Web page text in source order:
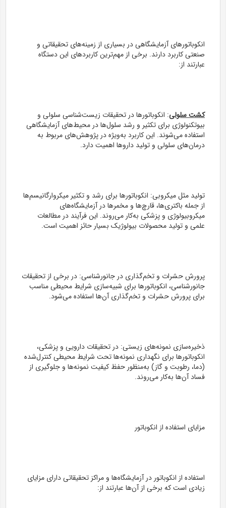
انکوباتورهای آزمایشگاهی در بسیاری از زمینه‌های تحقیقاتی و
صنعتی کاربرد دارند. برخی از مهم‌ترین کاربردهای این دستگاه
عبارتند از:
کشت سلولی: انکوباتورها در تحقیقات زیست‌شناسی سلولی و
بیوتکنولوژی برای تکثیر و رشد سلول‌ها در محیط‌های آزمایشگاهی
استفاده می‌شوند. این کاربرد به‌ویژه در پژوهش‌های مربوط به
درمان‌های سلولی و تولید داروها اهمیت دارد.
تولید مثل میکروبی: انکوباتورها برای رشد و تکثیر میکروارگانیسم‌ها
از جمله باکتری‌ها، قارچ‌ها و مخمرها در آزمایشگاه‌های
میکروبیولوژی و پزشکی به‌کار می‌روند. این فرآیند در مطالعات
علمی و تولید محصولات بیولوژیک بسیار حائز اهمیت است.
پرورش حشرات و تخم‌گذاری در جانورشناسی: در برخی از تحقیقات
جانورشناسی، انکوباتورها برای شبیه‌سازی شرایط محیطی مناسب
برای پرورش حشرات و تخم‌گذاری آن‌ها استفاده می‌شود.
ذخیره‌سازی نمونه‌های زیستی: در تحقیقات دارویی و پزشکی،
انکوباتورها برای نگهداری نمونه‌ها تحت شرایط محیطی کنترل‌شده
(دما، رطوبت و گاز) به‌منظور حفظ کیفیت نمونه‌ها و جلوگیری از
فساد آن‌ها به‌کار می‌روند.
مزایای استفاده از انکوباتور
استفاده از انکوباتور در آزمایشگاه‌ها و مراکز تحقیقاتی دارای مزایای
زیادی است که برخی از آن‌ها عبارتند از: